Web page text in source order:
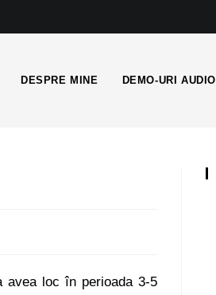
DESPRE MINE DEMO-URI AUDIO
avea loc în perioada 3-5